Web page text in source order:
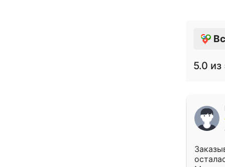
5.0 из